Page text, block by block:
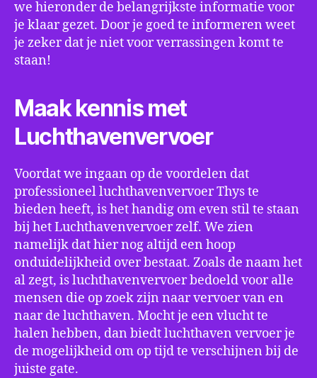
we hieronder de belangrijkste informatie voor
je klaar gezet. Door je goed te informeren weet
je zeker dat je niet voor verrassingen komt te
staan!
Maak kennis met
Luchthavenvervoer
Voordat we ingaan op de voordelen dat
professioneel luchthavenvervoer Thys te
bieden heeft, is het handig om even stil te staan
bij het Luchthavenvervoer zelf. We zien
namelijk dat hier nog altijd een hoop
onduidelijkheid over bestaat. Zoals de naam het
al zegt, is luchthavenvervoer bedoeld voor alle
mensen die op zoek zijn naar vervoer van en
naar de luchthaven. Mocht je een vlucht te
halen hebben, dan biedt luchthaven vervoer je
de mogelijkheid om op tijd te verschijnen bij de
juiste gate.